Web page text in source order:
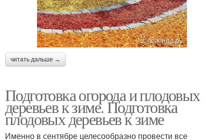
читать дальше →
Подготовка огорода и плодовых
деревьев к зиме. Подготовка
плодовых деревьев к зиме
Именно в сентябре целесообразно провести все